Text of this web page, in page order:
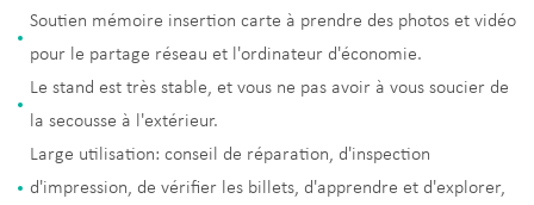
Soutien mémoire insertion carte à prendre des photos et vidéo
pour le partage réseau et l'ordinateur d'économie.
Le stand est très stable, et vous ne pas avoir à vous soucier de
la secousse à l'extérieur.
Large utilisation: conseil de réparation, d'inspection
d'impression, de vérifier les billets, d'apprendre et d'explorer,